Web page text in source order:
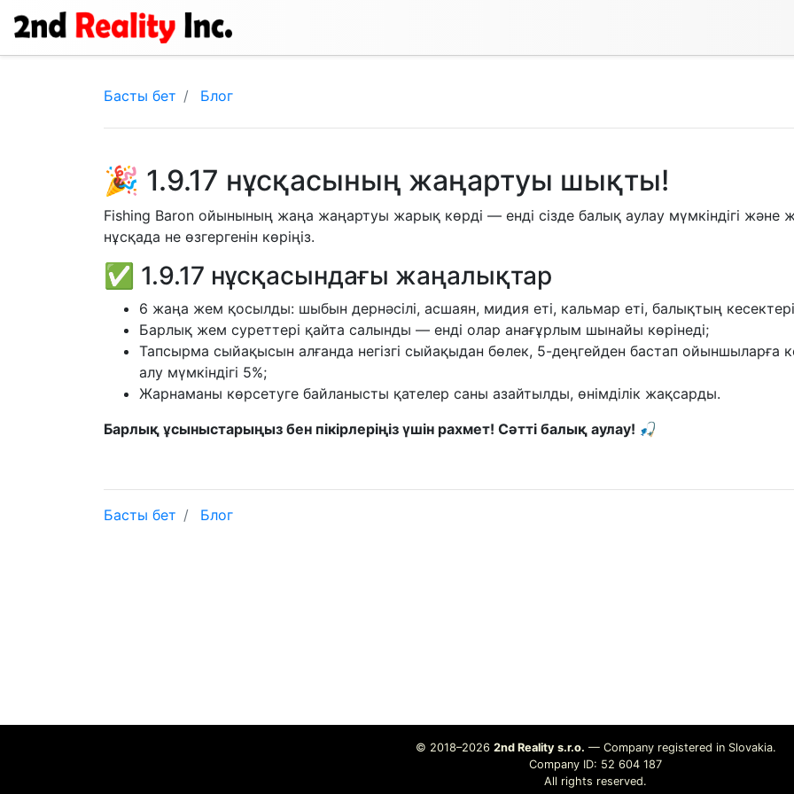
Басты бет Блог
🎉 1.9.17 нұсқасының жаңартуы шықты!
Fishing Baron ойынының жаңа жаңартуы жарық көрді — енді сізде балық аулау мүмкіндігі және
нұсқада не өзгергенін көріңіз.
✅ 1.9.17 нұсқасындағы жаңалықтар
6 жаңа жем қосылды: шыбын дернәсілі, асшаян, мидия еті, кальмар еті, балықтың
Барлық жем суреттері қайта салынды — енді олар анағұрлым шынайы көрінеді;
Тапсырма сыйақысын алғанда негізгі сыйақыдан бөлек, 5-деңгейден бастап ойыншыларға
алу мүмкіндігі 5%;
Жарнаманы көрсетуге байланысты қателер саны азайтылды, өнімділік жақсарды.
Барлық ұсыныстарыңыз бен пікірлеріңіз үшін рахмет! Сәтті балық аулау! 🎣
Басты бет Блог
© 2018–2026 2nd Reality s.r.o. — Company registered in Slovakia.
Company ID: 52 604 187
All rights reserved.